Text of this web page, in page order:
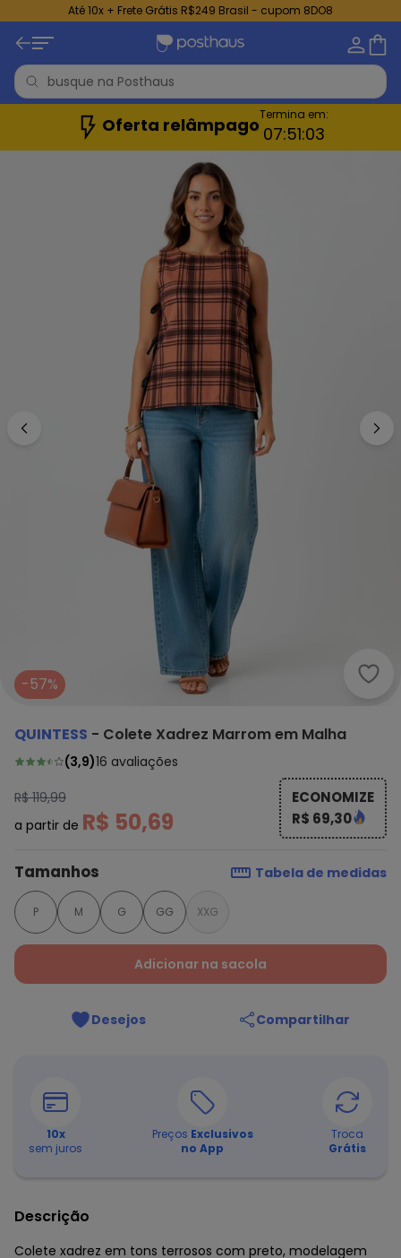
Até 10x + Frete Grátis R$249 Brasil - cupom 8DO8
Oferta relâmpagoTermina em:
07:51:01
-57%
QUINTESS - Colete Xadrez Marrom em Malha
(3,9)16 avaliações
R$ 119,99
a partir de R$ 50,69
ECONOMIZE
R$ 69,30
Tamanhos Tabela de medidas
P M G GG XXG
Adicionar na sacola
Desejos Compartilhar
10x
sem juros
Preços Exclusivos
no App
Troca
Grátis
Descrição
Colete xadrez em tons terrosos com preto, modelagem